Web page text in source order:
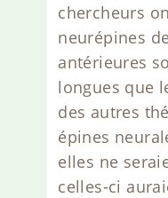
chercheurs
neurépines
antérieures
longues que
des autres
épines
elles ne
celles-ci